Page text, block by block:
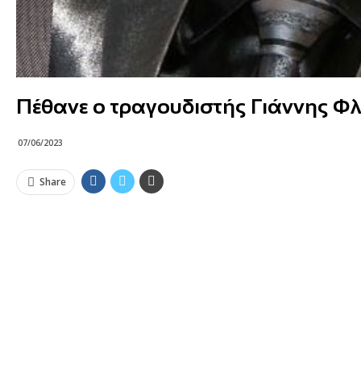
Πέθανε ο τραγουδιστής Γιάννης
07/06/2023
Share